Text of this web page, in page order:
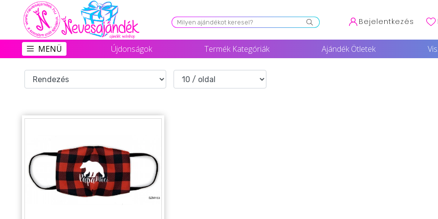
Viszonteladóknak
Újdonságok
Grill Party Kellékek ❤️
Összes Ajándék Kategória ⭐
Szerelmes Ajándékok ❤
Budapest Ajándéktárgyak
Szülinapi ajándékok
Bejelentkezés
MENÜ Újdonságok Termék Kategóriák Ajándék Ötletek